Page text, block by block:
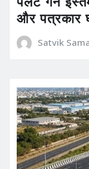
और पत्रकार
Satvik